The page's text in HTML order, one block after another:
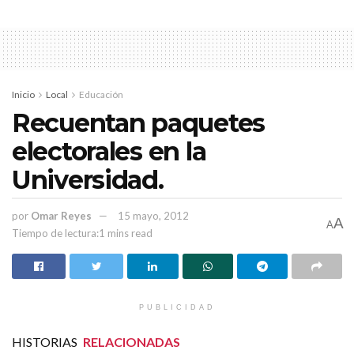
Inicio Local Educación
Recuentan paquetes
electorales en la
Universidad.
por Omar Reyes
15 mayo, 2012
Tiempo de lectura:1 mins read
AA
PUBLICIDAD
HISTORIAS RELACIONADAS